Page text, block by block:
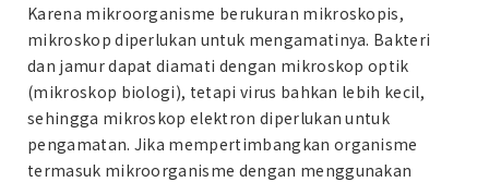
Karena mikroorganisme berukuran mikroskopis,
mikroskop diperlukan untuk mengamatinya. Bakteri
dan jamur dapat diamati dengan mikroskop optik
(mikroskop biologi), tetapi virus bahkan lebih kecil,
sehingga mikroskop elektron diperlukan untuk
pengamatan. Jika mempertimbangkan organisme
termasuk mikroorganisme dengan menggunakan